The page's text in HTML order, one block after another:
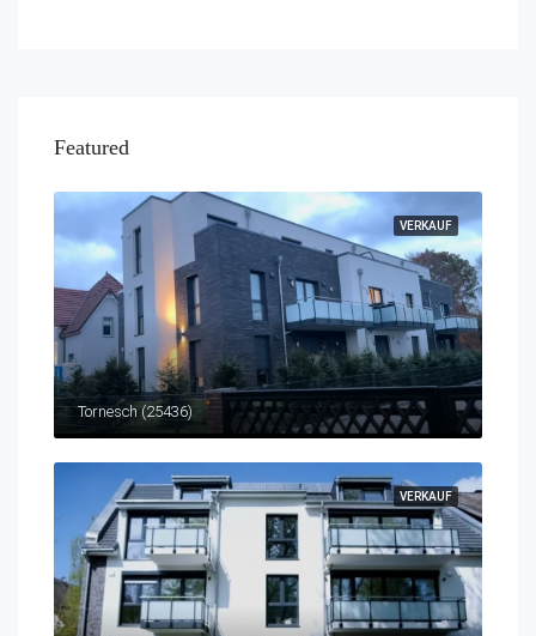
Featured
VERKAUF
Tornesch (25436)
VERKAUF